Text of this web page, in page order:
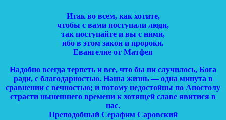
Итак во всем, как хотите,
чтобы с вами поступали люди,
так поступайте и вы с ними,
ибо в этом закон и пророки.
Евангелие от Матфея
Надобно всегда терпеть и все, что бы ни случилось, Бога
ради, с благодарностью. Наша жизнь — одна минута в
сравнении с вечностью; и потому недостойны по Апостолу
страсти нынешнего времени к хотящей славе явитися в
нас.
Преподобный Серафим Саровский